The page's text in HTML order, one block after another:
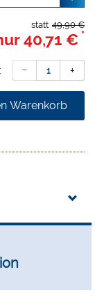
49,90 €
statt
40,71 € *
Warenkorb